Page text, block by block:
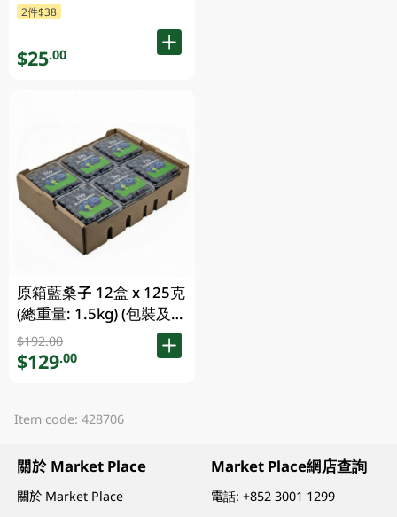
2件$38
$25.00
原箱藍桑子 12盒 x 125克
(總重量: 1.5kg) (包裝及品
牌隨機發放。)
$192.00
$129.00
Item code: 428706
關於 Market Place
關於 Market Place
Market Place網店查詢
電話:+852 3001 1299